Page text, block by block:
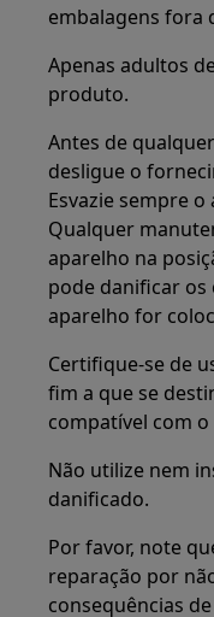
embalagens fora
Apenas adultos
produto.
Antes de
desligue o
Esvazie sempre
Qualquer
aparelho na
pode danificar
aparelho for
Certifique-se de
fim a que se
compatível com
Não utilize nem
danificado.
Por favor, note
reparação por
consequências